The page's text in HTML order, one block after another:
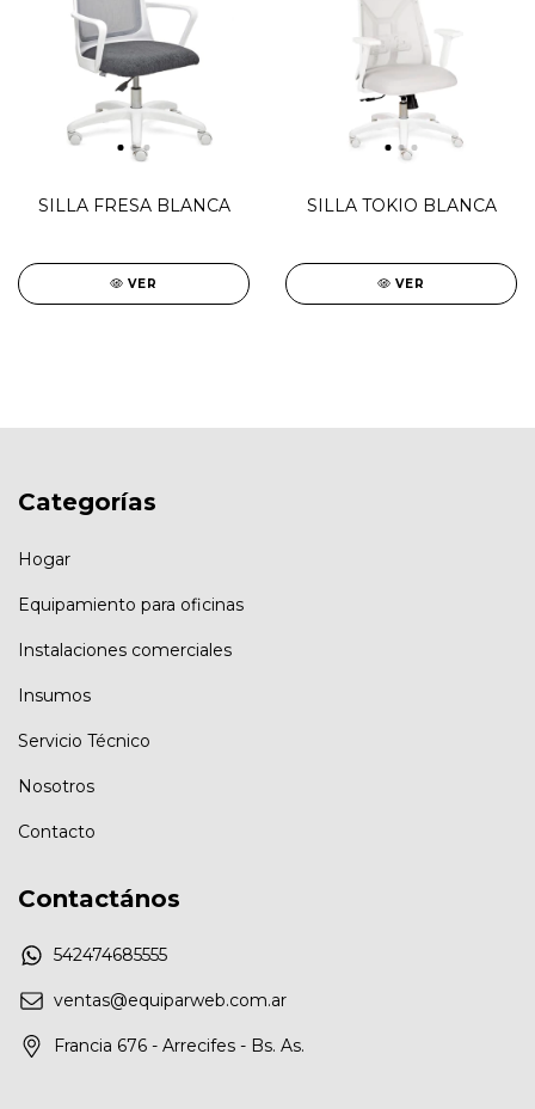
SILLA FRESA BLANCA
VER
SILLA TOKIO BLANCA
VER
Categorías
Hogar
Equipamiento para oficinas
Instalaciones comerciales
Insumos
Servicio Técnico
Nosotros
Contacto
Contactános
542474685555
ventas@equiparweb.com.ar
Francia 676 - Arrecifes - Bs. As.